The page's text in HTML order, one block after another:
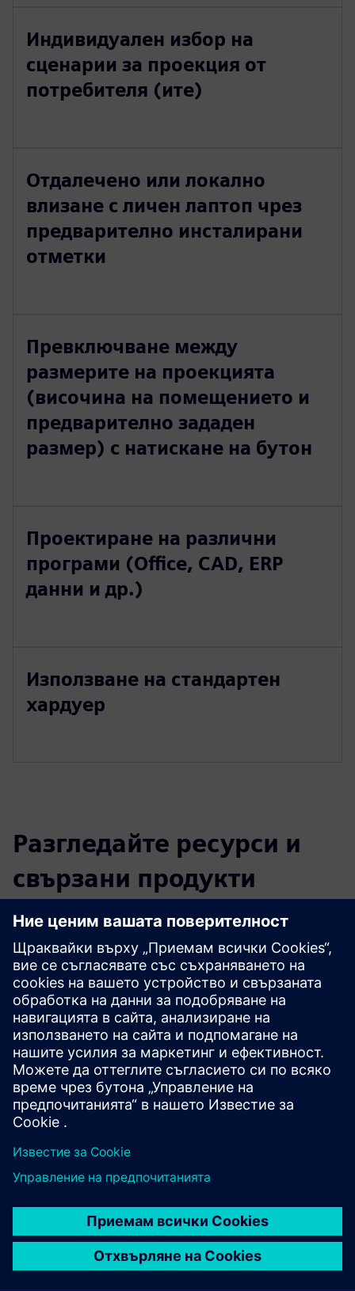
Индивидуален избор на
сценарии за проекция от
потребителя (ите)
Отдалечено или локално
влизане с личен лаптоп чрез
предварително инсталирани
отметки
Превключване между
размерите на проекцията
(височина на помещението и
предварително зададен
размер) с натискане на бутон
Проектиране на различни
програми (Office, CAD, ERP
данни и др.)
Използване на стандартен
хардуер
Разгледайте ресурси и
свързани продукти
Допълнителна информация и
ресурси
Допълнителна информация
Предпоставки
icRoom
IR микросайт
Хардуер